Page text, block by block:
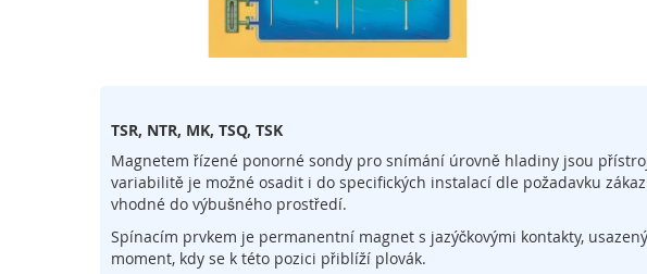
Relé
Bezdrátové
ovladače
ovládací
prvky
galerie
obrázky
TSR, NTR, MK, TSQ, TSK
Magnetem řízené ponorné sondy pro snímání úrovně hladiny jsou
variabilitě je možné osadit i do specifických instalací dle požadavku
vhodné do výbušného prostředí.
Spínacím prvkem je permanentní magnet s jazýčkovými kontakty,
moment, kdy se k této pozici přiblíží plovák.